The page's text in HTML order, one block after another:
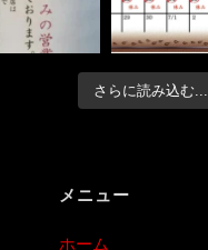
さらに読み込む...
メニュー
ホーム